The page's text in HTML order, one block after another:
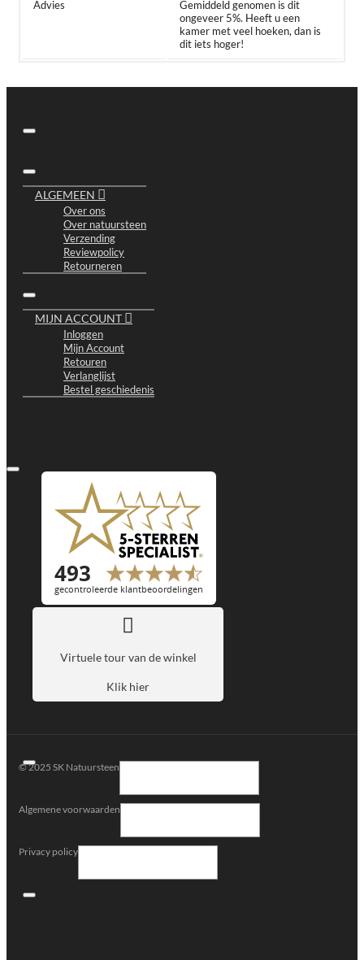
Advies
Gemiddeld genomen is dit
ongeveer 5%. Heeft u een
kamer met veel hoeken, dan is
dit iets hoger!
ALGEMEEN
Over ons
Over natuursteen
Verzending
Reviewpolicy
Retourneren
MIJN ACCOUNT
Inloggen
Mijn Account
Retouren
Verlanglijst
Bestel geschiedenis
Virtuele tour van de winkel
Klik hier
© 2025 SK Natuursteen
Algemene voorwaarden
Privacy policy